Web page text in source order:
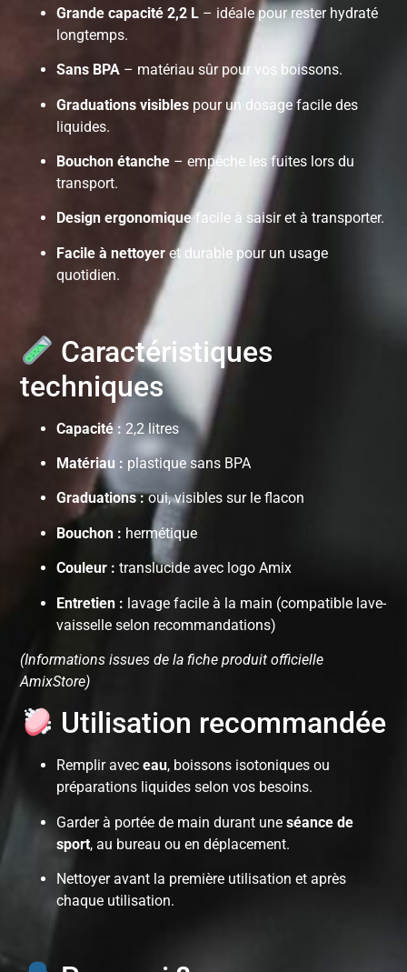
Grande capacité 2,2 L – idéale pour rester hydraté
longtemps.
Sans BPA – matériau sûr pour vos boissons.
Graduations visibles pour un dosage facile des
liquides.
Bouchon étanche – empêche les fuites lors du
transport.
Design ergonomiquefacile à saisir et à transporter.
Facile à nettoyer et durable pour un usage
quotidien.
Caractéristiques
techniques
Capacité : 2,2 litres
Matériau : plastique sans BPA
Graduations :oui, visibles sur le flacon
Bouchon : hermétique
Couleur : translucide avec logo Amix
Entretien : lavage facile à la main (compatible lave-
vaisselle selon recommandations)
(Informations issues de la fiche produit officielle
AmixStore)
Utilisation recommandée
Remplir aveceau, boissons isotoniques ou
préparations liquides selon vos besoins.
Garder à portée de main durant uneséance de
sport, au bureau ou en déplacement.
Nettoyer avant la première utilisation et après
chaque utilisation.